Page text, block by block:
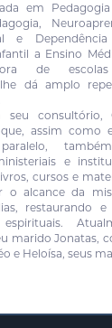
em
e
a Ensino
de
dá amplo
consultório,
assim como
e
cursos e
o alcance da
restaurando e
marido Jonatas,
e Heloísa, seus